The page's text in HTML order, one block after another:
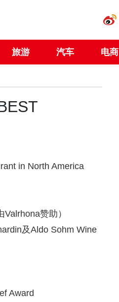
旅游 汽车 电商
in North America
赞助）
及Aldo Sohm Wine
Award